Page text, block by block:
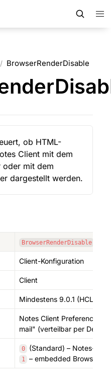
/ BrowserRenderDisable
ob HTML-
Client mit dem
oder mit dem
dargestellt werden.
BrowserRenderDisable
Client-Konfiguration
Client
Mindestens 9.0.1 (HCL-
Notes Client Preferences
mail" (verteilbar per
0 (Standard) – Notes-
1 – embedded Browser